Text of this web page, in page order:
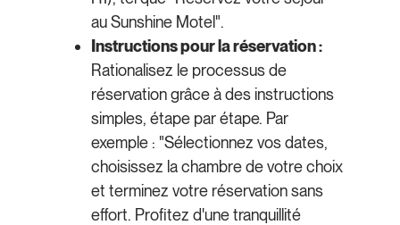
au Sunshine Motel".
Instructions pour la réservation :
Rationalisez le processus de
réservation grâce à des instructions
simples, étape par étape. Par
exemple : "Sélectionnez vos dates,
choisissez la chambre de votre choix
et terminez votre réservation sans
effort. Profitez d'une tranquillité